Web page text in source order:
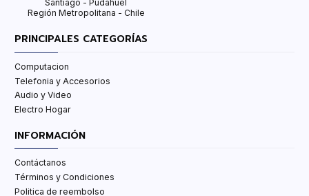
Santiago - Pudahuel
Región Metropolitana - Chile
PRINCIPALES CATEGORÍAS
Computacion
Telefonia y Accesorios
Audio y Video
Electro Hogar
INFORMACIÓN
Contáctanos
Términos y Condiciones
Politica de reembolso